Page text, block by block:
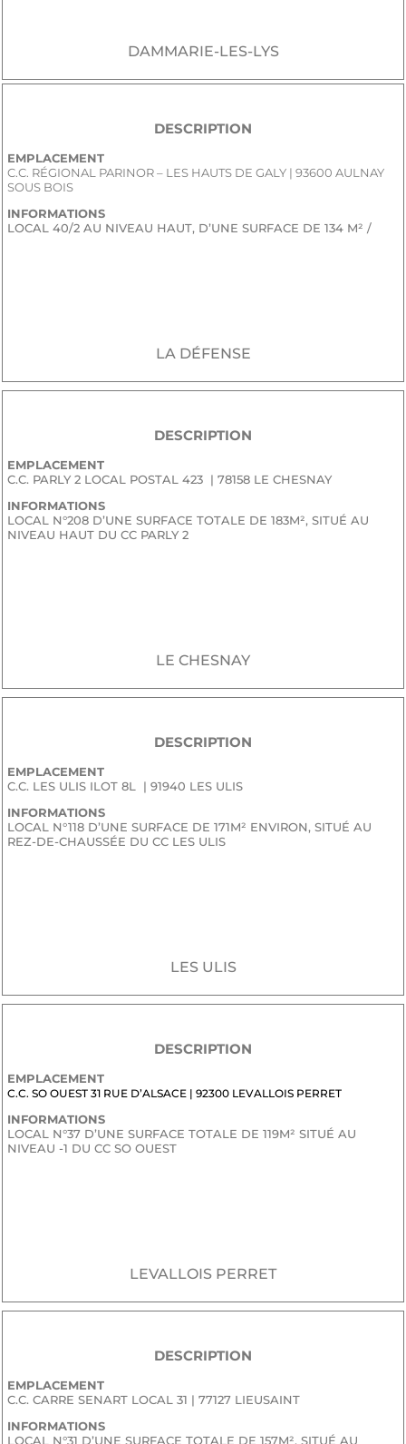
DAMMARIE-LES-LYS
DESCRIPTION
EMPLACEMENT
C.C. RÉGIONAL PARINOR – LES HAUTS DE GALY | 93600 AULNAY
SOUS BOIS
INFORMATIONS
LOCAL 40/2 AU NIVEAU HAUT, D’UNE SURFACE DE 134 M² /
LA DÉFENSE
DESCRIPTION
EMPLACEMENT
C.C. PARLY 2 LOCAL POSTAL 423 | 78158 LE CHESNAY
INFORMATIONS
LOCAL N°208 D’UNE SURFACE TOTALE DE 183M², SITUÉ AU
NIVEAU HAUT DU CC PARLY 2
LE CHESNAY
DESCRIPTION
EMPLACEMENT
C.C. LES ULIS ILOT 8L | 91940 LES ULIS
INFORMATIONS
LOCAL N°118 D’UNE SURFACE DE 171M² ENVIRON, SITUÉ AU
REZ-DE-CHAUSSÉE DU CC LES ULIS
LES ULIS
DESCRIPTION
EMPLACEMENT
C.C. SO OUEST 31 RUE D’ALSACE | 92300 LEVALLOIS PERRET
INFORMATIONS
LOCAL N°37 D’UNE SURFACE TOTALE DE 119M² SITUÉ AU
NIVEAU -1 DU CC SO OUEST
LEVALLOIS PERRET
DESCRIPTION
EMPLACEMENT
C.C. CARRE SENART LOCAL 31 | 77127 LIEUSAINT
INFORMATIONS
LOCAL N°31 D’UNE SURFACE TOTALE DE 157M², SITUÉ AU